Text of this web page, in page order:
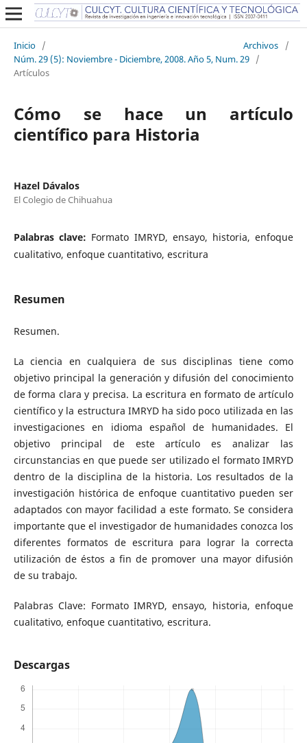
Inicio / Archivos
/
Núm. 29 (5): Noviembre - Diciembre, 2008. Año 5, Num. 29 /
Artículos
Cómo se hace un artículo
científico para Historia
Hazel Dávalos
El Colegio de Chihuahua
Palabras clave: Formato IMRYD, ensayo, historia, enfoque
cualitativo, enfoque cuantitativo, escritura
Resumen
Resumen.
La ciencia en cualquiera de sus disciplinas tiene como
objetivo principal la generación y difusión del conocimiento
de forma clara y precisa. La escritura en formato de artículo
científico y la estructura IMRYD ha sido poco utilizada en las
investigaciones en idioma español de humanidades. El
objetivo principal de este artículo es analizar las
circunstancias en que puede ser utilizado el formato IMRYD
dentro de la disciplina de la historia. Los resultados de la
investigación histórica de enfoque cuantitativo pueden ser
adaptados con mayor facilidad a este formato. Se considera
importante que el investigador de humanidades conozca los
diferentes formatos de escritura para lograr la correcta
utilización de éstos a fin de promover una mayor difusión
de su trabajo.
Palabras Clave: Formato IMRYD, ensayo, historia, enfoque
cualitativo, enfoque cuantitativo, escritura.
Descargas